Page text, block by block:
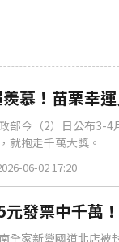
費講座報名中！
大小事！
磚「一日掉兩次」
慕！苗栗幸
部今（2）日公布3-4
就抱走千萬大獎。
06-02 17:20
元發票中千萬
全家新營國道北店被